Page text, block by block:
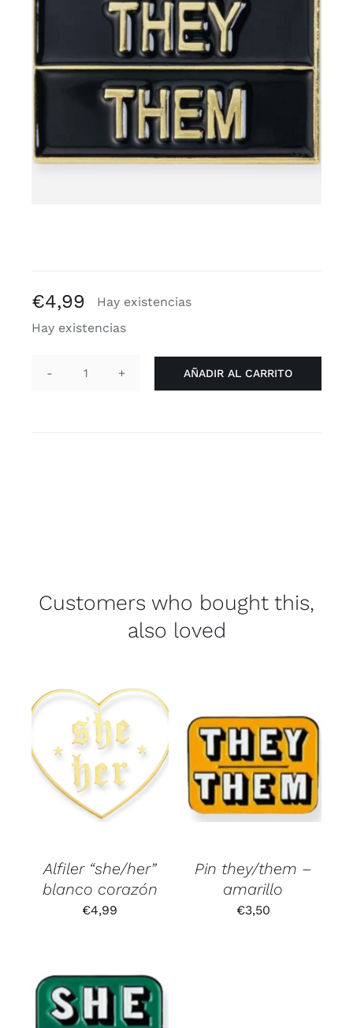
Blogs
€4,99
Hay existencias
Hay existencias
AÑADIR AL CARRITO
Customers who bought this,
also loved
Alfiler “she/her”
blanco corazón
€4,99
Pin they/them –
amarillo
€3,50